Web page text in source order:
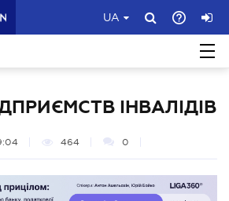
UA
ІНВАЛІДІВ
464 0